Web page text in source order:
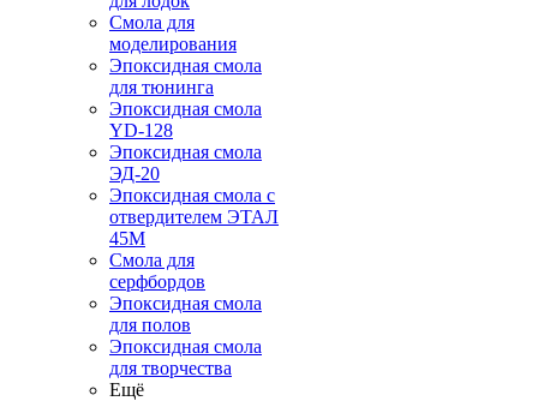
Смола для
моделирования
Эпоксидная смола
для тюнинга
Эпоксидная смола
YD-128
Эпоксидная смола
ЭД-20
Эпоксидная смола с
отвердителем ЭТАЛ
45М
Смола для
серфбордов
Эпоксидная смола
для полов
Эпоксидная смола
для творчества
Ещё